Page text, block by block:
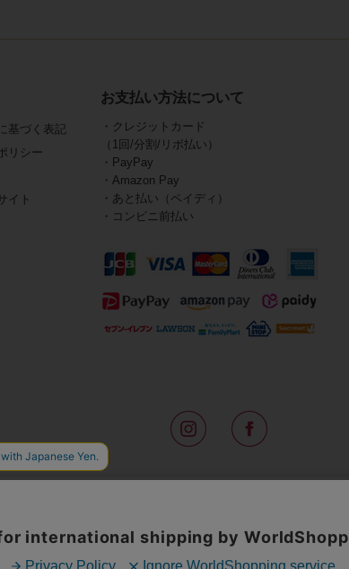
基づく表記
リシー
イト
お支払い方法について
・クレジットカード
（1回/分割/リボ払い）
・PayPay
・Amazon Pay
・あと払い（ペイディ）
・コンビニ前払い
の路面店をはじめ全国の一流ホテルに100以上の直営店舗を展
気ランキングやテレビなどのメディア着用商品、雑誌掲載商品を紹
無料のギフトラッピングや独自のポイントなどのサービス
夢やときめきを与えられるよう願っています。